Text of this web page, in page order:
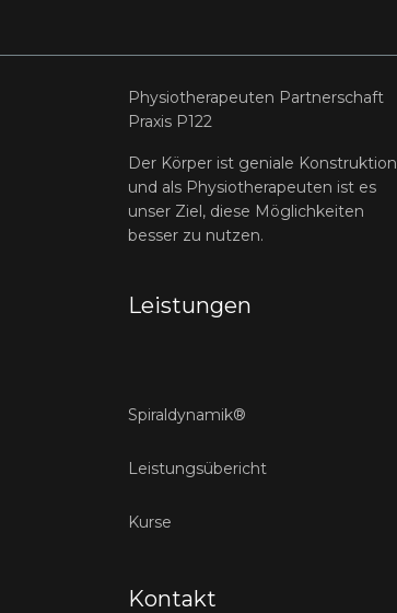
Physiotherapeuten Partnerschaft
Praxis P122
Der Körper ist geniale Konstruktion
und als Physiotherapeuten ist es
unser Ziel, diese Möglichkeiten
besser zu nutzen.
Leistungen
Spiraldynamik®
Leistungsübericht
Kurse
Kontakt